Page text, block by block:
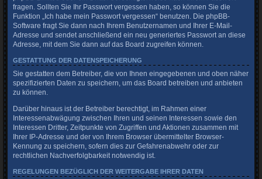
fragen. Sollten Sie Ihr Passwort vergessen haben, so können Sie die
Funktion „Ich habe mein Passwort vergessen“ benutzen. Die phpBB-
Software fragt Sie dann nach Ihrem Benutzernamen und Ihrer E-Mail-
Adresse und sendet anschließend ein neu generiertes Passwort an diese
Adresse, mit dem Sie dann auf das Board zugreifen können.
GESTATTUNG DER DATENSPEICHERUNG
Sie gestatten dem Betreiber, die von Ihnen eingegebenen und oben näher
spezifizierten Daten zu speichern, um das Board betreiben und anbieten
zu können.
Darüber hinaus ist der Betreiber berechtigt, im Rahmen einer
Interessenabwägung zwischen Ihren und seinen Interessen sowie den
Interessen Dritter, Zeitpunkte von Zugriffen und Aktionen zusammen mit
Ihrer IP-Adresse und der von Ihrem Browser übermittelter Browser-
Kennung zu speichern, sofern dies zur Gefahrenabwehr oder zur
rechtlichen Nachverfolgbarkeit notwendig ist.
REGELUNGEN BEZÜGLICH DER WEITERGABE IHRER DATEN